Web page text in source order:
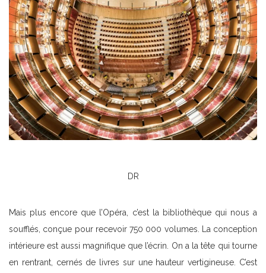
DR
Mais plus encore que l’Opéra, c’est la bibliothèque qui nous a
soufflés, conçue pour recevoir 750 000 volumes. La conception
intérieure est aussi magnifique que l’écrin. On a la tête qui tourne
en rentrant, cernés de livres sur une hauteur vertigineuse. C’est